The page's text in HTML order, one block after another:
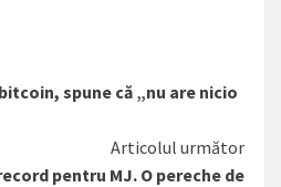
spune că „nu are nicio
Articolul următor
pentru MJ. O pereche de